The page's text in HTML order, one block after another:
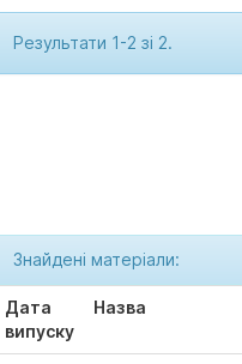
Результати 1-2 зі 2.
Знайдені матеріали:
Дата
випуску
Назва